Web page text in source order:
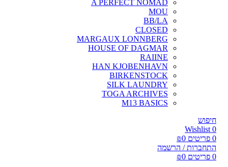
A PERFECT NOMAD
MOU
BB/LA
CLOSED
MARGAUX LONNBERG
HOUSE OF DAGMAR
RAIINE
HAN KJOBENHAVN
BIRKENSTOCK
SILK LAUNDRY
TOGA ARCHIVES
M13 BASICS
חיפוש
0
Wishlist
0 פריטים ₪0
התחברות / הרשמה
0 פריטים ₪0